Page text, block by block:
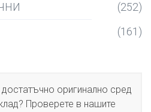
(252)
(161)
оригинално сред
Проверете в нашите